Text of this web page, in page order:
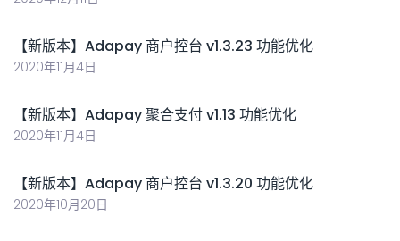
【新版本】Adapay 商户控台 v1.3.23 功能优化
2020年11月4日
【新版本】Adapay 聚合支付 v1.13 功能优化
2020年11月4日
【新版本】Adapay 商户控台 v1.3.20 功能优化
2020年10月20日